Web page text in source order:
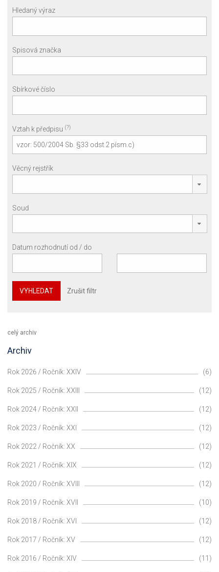
Hledaný výraz
Spisová značka
Sbírkové číslo
Vztah k předpisu (?)
Věcný rejstřík
Soud
Datum rozhodnutí od / do
VYHLEDAT Zrušit filtr
celý archiv
Archiv
Rok 2026 / Ročník: XXIV (6)
Rok 2025 / Ročník: XXIII (12)
Rok 2024 / Ročník: XXII (12)
Rok 2023 / Ročník: XXI (12)
Rok 2022 / Ročník: XX (12)
Rok 2021 / Ročník: XIX (12)
Rok 2020 / Ročník: XVIII (12)
Rok 2019 / Ročník: XVII (10)
Rok 2018 / Ročník: XVI (12)
Rok 2017 / Ročník: XV (12)
Rok 2016 / Ročník: XIV (11)